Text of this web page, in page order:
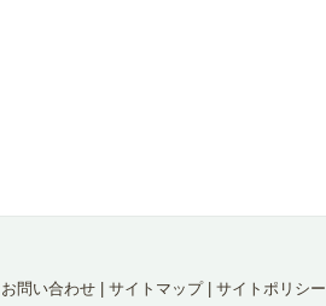
お問い合わせ サイトマップ| サイトポリシー